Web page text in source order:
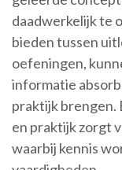
daadwerkelijk te
bieden tussen
oefeningen,
informatie
praktijk brengen.
en praktijk zorgt
waarbij kennis